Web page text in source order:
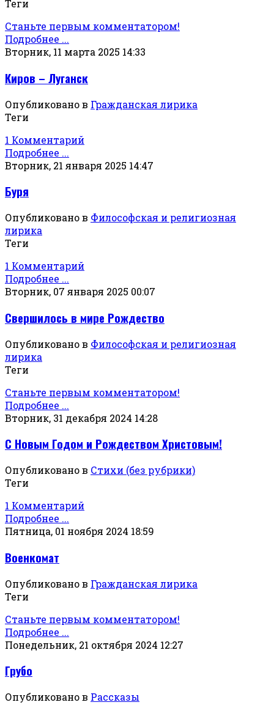
Теги
Станьте первым комментатором!
Подробнее ...
Вторник, 11 марта 2025 14:33
Киров – Луганск
Опубликовано в Гражданская лирика
Теги
1 Комментарий
Подробнее ...
Вторник, 21 января 2025 14:47
Буря
Опубликовано в Философская и религиозная
лирика
Теги
1 Комментарий
Подробнее ...
Вторник, 07 января 2025 00:07
Свершилось в мире Рождество
Опубликовано в Философская и религиозная
лирика
Теги
Станьте первым комментатором!
Подробнее ...
Вторник, 31 декабря 2024 14:28
С Новым Годом и Рождеством Христовым!
Опубликовано в Стихи (без рубрики)
Теги
1 Комментарий
Подробнее ...
Пятница, 01 ноября 2024 18:59
Военкомат
Опубликовано в Гражданская лирика
Теги
Станьте первым комментатором!
Подробнее ...
Понедельник, 21 октября 2024 12:27
Грубо
Опубликовано в Рассказы